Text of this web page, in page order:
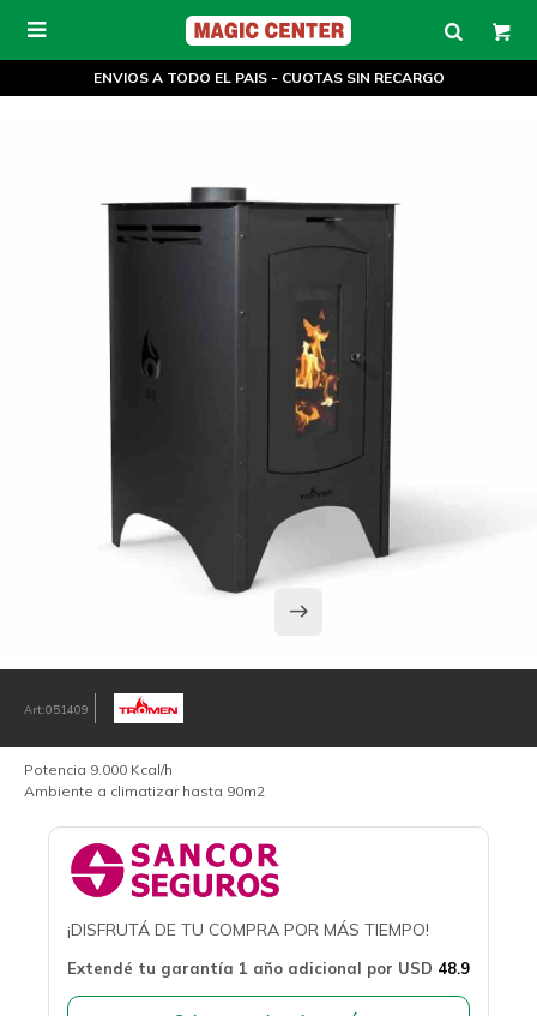

ENVIOS A TODO EL PAIS - CUOTAS SIN RECARGO
051409
Potencia 9.000 Kcal/h
Ambiente a climatizar hasta 90m2
¡DISFRUTÁ DE TU COMPRA POR MÁS TIEMPO!
Extendé tu garantía 1 año adicional por USD 48.9